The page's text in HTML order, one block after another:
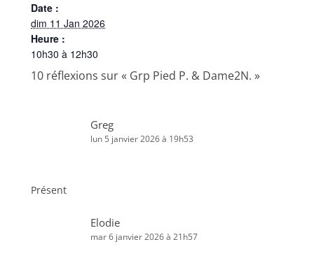
Date :
dim 11 Jan 2026
Heure :
10h30 à 12h30
10 réflexions sur « Grp Pied P. & Dame2N. »
Greg
lun 5 janvier 2026 à 19h53
Présent
Elodie
mar 6 janvier 2026 à 21h57